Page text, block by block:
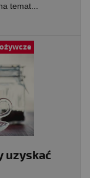
temat...
uzyskać